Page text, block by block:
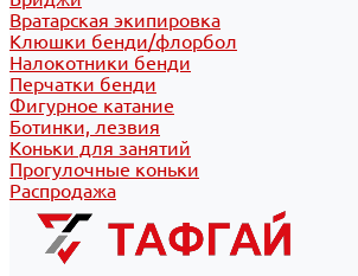
Вратарская экипировка
Клюшки бенди/флорбол
Налокотники бенди
Перчатки бенди
Фигурное катание
Ботинки, лезвия
Коньки для занятий
Прогулочные коньки
Распродажа